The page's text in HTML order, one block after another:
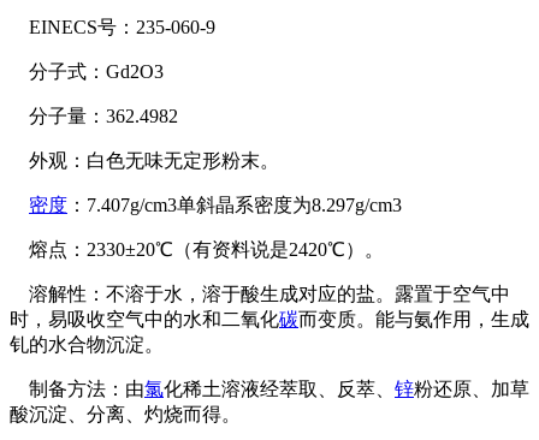
EINECS号：235-060-9
分子式：Gd2O3
分子量：362.4982
外观：白色无味无定形粉末。
密度 ：7.407g/cm3单斜晶系密度为8.297g/cm3
熔点：2330±20℃（有资料说是2420℃）。
溶解性：不溶于水，溶于酸生成对应的盐。露置于空气中
时，易吸收空气中的水和二氧化碳而变质。能与氨作用，生成
钆的水合物沉淀。
制备方法：由氯化稀土溶液经萃取、反萃、 锌粉还原、加草
酸沉淀、分离、灼烧而得。